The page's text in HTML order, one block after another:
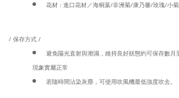
花材 : 進口花材／海桐葉/非洲菊/康乃馨/玫瑰/小
/ 保存方式 /
避免陽光直射與潮濕，維持良好狀態約可保存數
現象實屬正常
若隨時間沾染灰塵，可使用吹風機最低強度吹去。